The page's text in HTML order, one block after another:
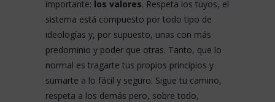
importante: los valores. Respeta los tuyos, el
sistema está compuesto por todo tipo de
ideologías y, por supuesto, unas con más
predominio y poder que otras. Tanto, que lo
normal es tragarte tus propios principios y
sumarte a lo fácil y seguro. Sigue tu camino,
respeta a los demás pero, sobre todo,